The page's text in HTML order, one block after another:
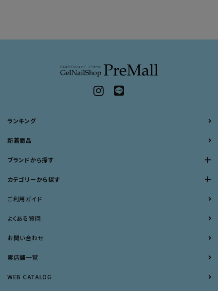
ランキング
新着商品
ブランドから探す
カテゴリーから探す
ご利用ガイド
よくある質問
お問い合わせ
実店舗一覧
WEB CATALOG